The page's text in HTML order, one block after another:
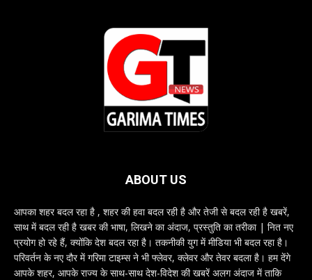
ABOUT US
आपका शहर बदल रहा है , शहर की हवा बदल रही है और तेजी से बदल रही है खबरें,
साथ में बदल रही है खबर की भाषा, लिखने का अंदाज, प्रस्तुति का तरीका | नित नए
प्रयोग हो रहे हैं, क्योंकि देश बदल रहा है। तकनीकी युग में मीडिया भी बदल रहा है।
परिवर्तन के नए दौर में गरिमा टाइम्स ने भी फ्लेवर, क्लेवर और तेवर बदला है। हम देंगे
आपके शहर, आपके राज्य के साथ-साथ देश-विदेश की खबरें अलग अंदाज में ताकि